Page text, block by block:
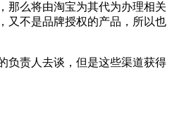
么将由淘宝为其代为办理相关
又不是品牌授权的产品，所以也
责人去谈，但是这些渠道获得